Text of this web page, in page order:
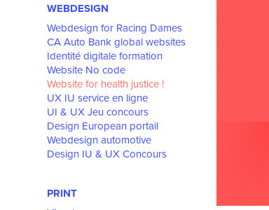
WEBDESIGN
Webdesign for Racing Dames
CA Auto Bank global websites
Identité digitale formation
Website No code
Website for health justice !
UX IU service en ligne
UI & UX Jeu concours
Design European portail
Webdesign automotive
Design IU & UX Concours
PRINT